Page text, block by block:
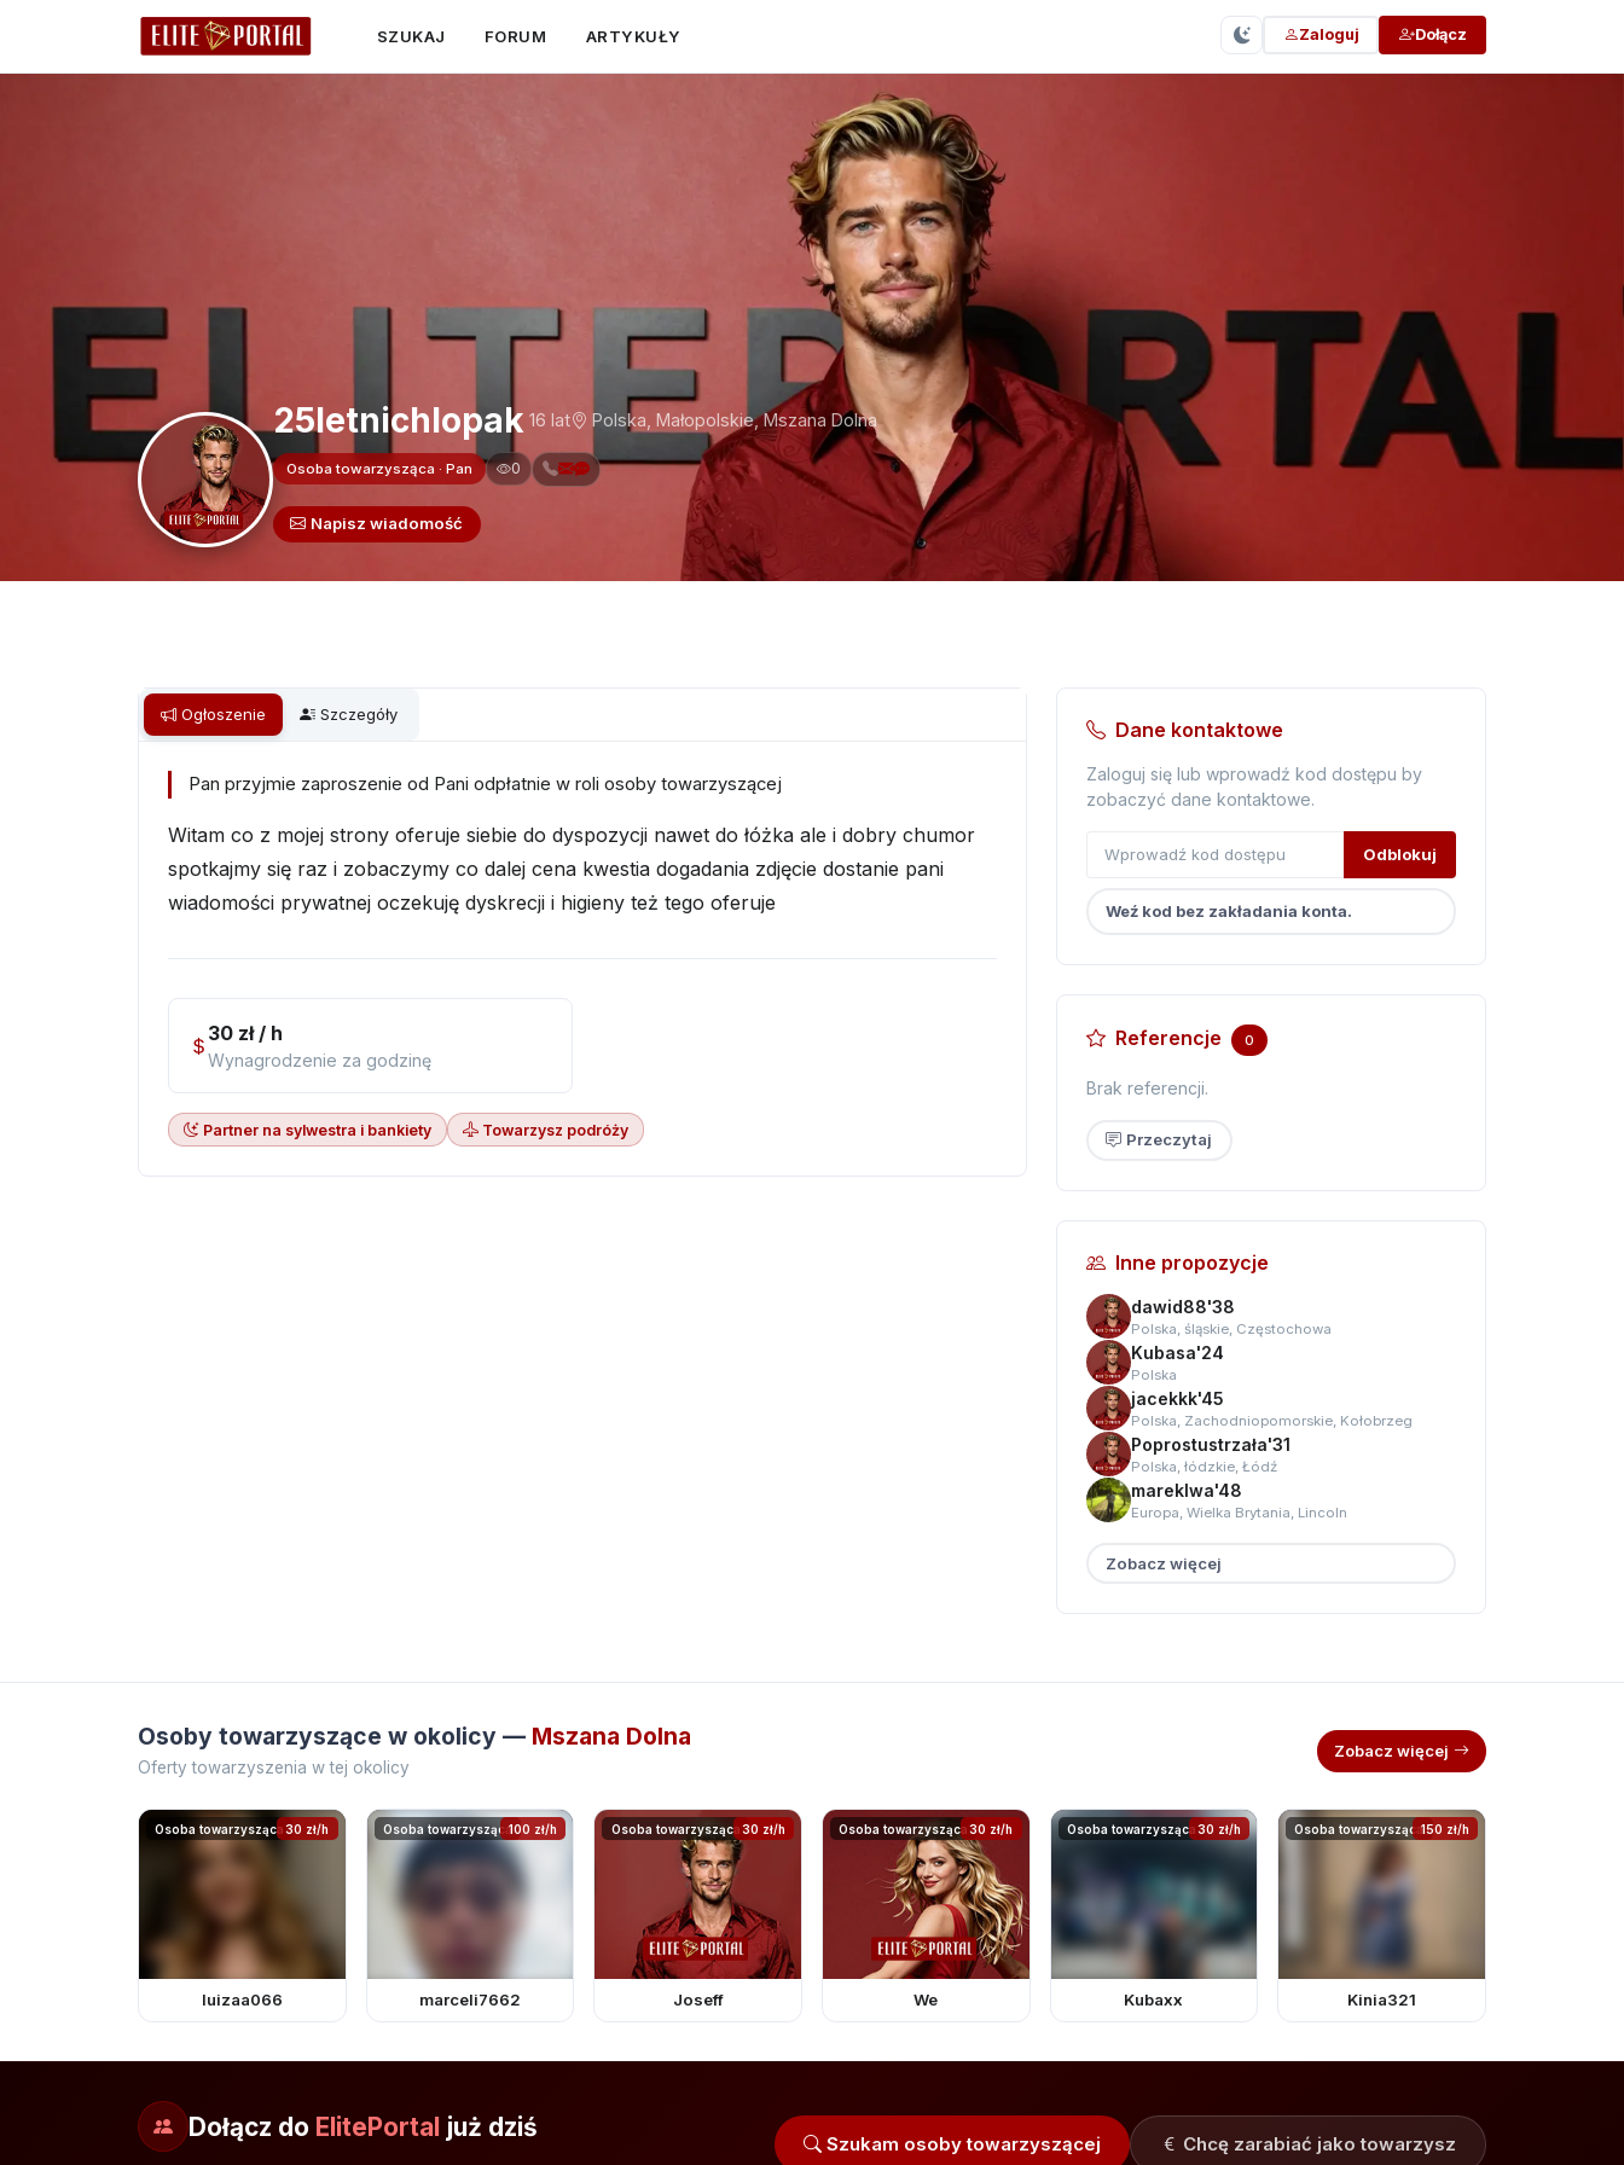
SZUKAJ FORUM ARTYKUŁY Zaloguj Dołącz
25letnichlopak 16 lat Polska, Małopolskie, Mszana Dolna
Osoba towarzysząca · Pan 0
Napisz wiadomość
Ogłoszenie Szczegóły
Pan przyjmie zaproszenie od Pani odpłatnie w roli osoby towarzyszącej
Witam co z mojej strony oferuje siebie do dyspozycji nawet do łóżka ale i dobry chumor
spotkajmy się raz i zobaczymy co dalej cena kwestia dogadania zdjęcie dostanie pani
wiadomości prywatnej oczekuję dyskrecji i higieny też tego oferuje
30 zł / h
Wynagrodzenie za godzinę
Partner na sylwestra i bankiety Towarzysz podróży
Dane kontaktowe
Zaloguj się lub wprowadź kod dostępu by
zobaczyć dane kontaktowe.
Odblokuj
Weź kod bez zakładania konta.
Referencje 0
Brak referencji.
Przeczytaj
Inne propozycje
dawid88'38
Polska, śląskie, Częstochowa
Kubasa'24
Polska
jacekkk'45
Polska, Zachodniopomorskie, Kołobrzeg
Poprostustrzała'31
Polska, łódzkie, Łódź
mareklwa'48
Europa, Wielka Brytania, Lincoln
Zobacz więcej
Osoby towarzyszące w okolicy — Mszana Dolna
Oferty towarzyszenia w tej okolicy
Zobacz więcej
Osoba towarzysząca 30 zł/h
luizaa066
Osoba towarzysząca100 zł/h
marceli7662
Osoba towarzysząca30 zł/h
Joseff
Osoba towarzysząca 30 zł/h
We
Osoba towarzysząca30 zł/h
Kubaxx
Osoba towarzysząca150 zł/h
Kinia321
Dołącz do ElitePortal już dziś
Szukam osoby towarzyszącej Chcę zarabiać jako towarzysz